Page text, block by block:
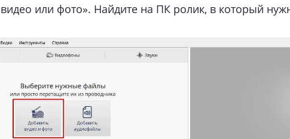
или фото». Найдите на ПК ролик, в который